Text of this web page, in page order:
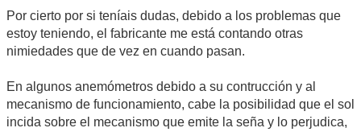
Por cierto por si teníais dudas, debido a los problemas que
estoy teniendo, el fabricante me está contando otras
nimiedades que de vez en cuando pasan.
En algunos anemómetros debido a su contrucción y al
mecanismo de funcionamiento, cabe la posibilidad que el sol
incida sobre el mecanismo que emite la seña y lo perjudica,